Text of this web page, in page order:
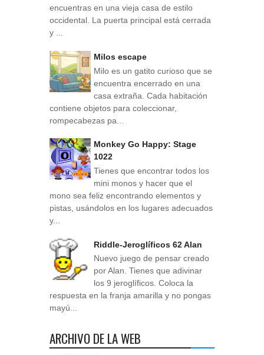
encuentras en una vieja casa de estilo
occidental. La puerta principal está cerrada
y ...
Milos escape
Milo es un gatito curioso que se
encuentra encerrado en una
casa extraña. Cada habitación
contiene objetos para coleccionar,
rompecabezas pa...
Monkey Go Happy: Stage
1022
Tienes que encontrar todos los
mini monos y hacer que el
mono sea feliz encontrando elementos y
pistas, usándolos en los lugares adecuados
y...
Riddle-Jeroglíficos 62 Alan
Nuevo juego de pensar creado
por Alan. Tienes que adivinar
los 9 jeroglíficos. Coloca la
respuesta en la franja amarilla y no pongas
mayú...
ARCHIVO DE LA WEB